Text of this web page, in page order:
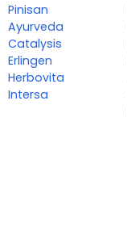
Pinisan
Ayurveda
Catalysis
Erlingen
Herbovita
Intersa